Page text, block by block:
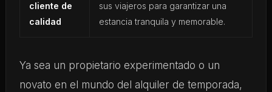
cliente de
calidad
sus viajeros para garantizar una
estancia tranquila y memorable.
Ya sea un propietario experimentado o un
novato en el mundo del alquiler de temporada,